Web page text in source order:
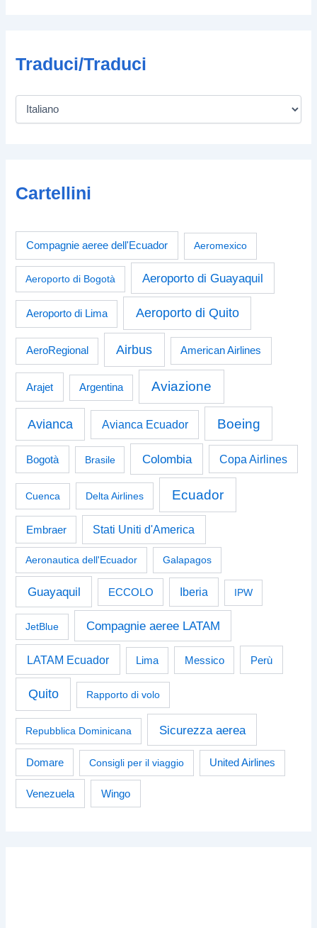
Traduci/Traduci
Cartellini
Compagnie aeree dell'Ecuador Aeromexico
Aeroporto di Bogotà Aeroporto di Guayaquil
Aeroporto di Lima Aeroporto di Quito
AeroRegional Airbus American Airlines
Arajet Argentina Aviazione
Avianca Avianca Ecuador Boeing
Bogotà Brasile Colombia Copa Airlines
Cuenca Delta Airlines Ecuador
Embraer Stati Uniti d'America
Aeronautica dell'Ecuador Galapagos
Guayaquil ECCOLO Iberia IPW
JetBlue Compagnie aeree LATAM
LATAM Ecuador Lima Messico Perù
Quito Rapporto di volo
Repubblica Dominicana Sicurezza aerea
Domare Consigli per il viaggio United Airlines
Venezuela Wingo